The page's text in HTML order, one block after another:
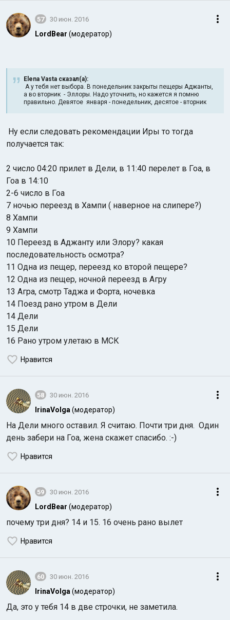
57 30 июн. 2016
LordBear (модератор)
Elena Vasta сказал(а):
А у тебя нет выбора. В понедельник закрыты пещеры Аджанты,
а во вторник - Эллоры. Надо уточнить, но кажется я помню
правильно. Девятое января - понедельник, десятое - вторник
Ну если следовать рекомендации Иры то тогда
получается так:
2 число 04:20 прилет в Дели, в 11:40 перелет в Гоа, в
Гоа в 14:10
2-6 число в Гоа
7 ночью переезд в Хампи ( наверное на слипере?)
8 Хампи
9 Хампи
10 Переезд в Аджанту или Элору? какая
последовательность осмотра?
11 Одна из пещер, переезд ко второй пещере?
12 Одна из пещер, ночной переезд в Агру
13 Агра, смотр Таджа и Форта, ночевка
14 Поезд рано утром в Дели
14 Дели
15 Дели
16 Рано утром улетаю в МСК
Нравится
58 30 июн. 2016
IrinaVolga (модератор)
На Дели много оставил. Я считаю. Почти три дня. Один
день забери на Гоа, жена скажет спасибо. :-)
Нравится
59 30 июн. 2016
LordBear (модератор)
почему три дня? 14 и 15. 16 очень рано вылет
Нравится
60 30 июн. 2016
IrinaVolga (модератор)
Да, это у тебя 14 в две строчки, не заметила.